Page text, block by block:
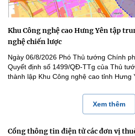
Khu Công nghệ cao Hưng Yên tập
nghệ chiến lược
Ngày 06/8/2026 Phó Thủ tướng Chính
Quyết định số 1499/QĐ-TTg của Thủ
thành lập Khu Công nghệ cao tỉnh Hưng
Xem thêm
Cổng thông tin điện tử các đơn vị